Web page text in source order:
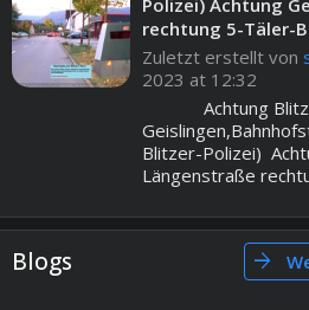
Polizei) Achtung
rechtung 5-Täler-
Zuletzt erstellt von
2023 at 12:32
Achtung
Blitzer-Polizei)
Längenstraße
Blogs arrow_forward